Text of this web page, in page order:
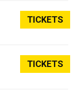
TICKETS
TICKETS